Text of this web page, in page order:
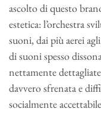
ascolto di questo
estetica: l’orchestra
suoni, dai più aerei
di suoni spesso
nettamente
davvero sfrenata e
socialmente